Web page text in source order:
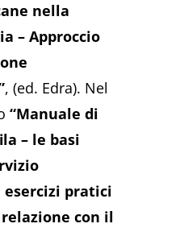
nella
– Approccio
, (ed. Edra). Nel
“Manuale di
– le basi
esercizi pratici
con il